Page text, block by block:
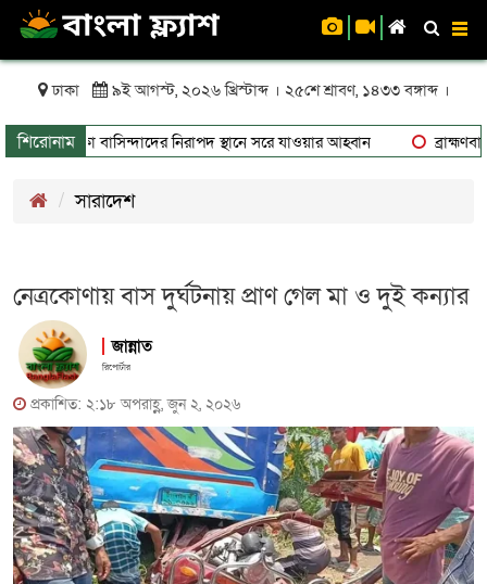
ঢাকা ৯ই আগস্ট, ২০২৬ খ্রিস্টাব্দ । ২৫শে শ্রাবণ, ১৪৩৩ বঙ্গাব্দ ।
শিরোনাম
থাকা বাসিন্দাদের নিরাপদ স্থানে সরে যাওয়ার আহ্বান
সারাদেশ
নেত্রকোণায় বাস দুর্ঘটনায় প্রাণ গেল মা ও দুই কন্যার
জান্নাত
রিপোর্টার
প্রকাশিত: ২:১৮ অপরাহ্ণ, জুন ২, ২০২৬